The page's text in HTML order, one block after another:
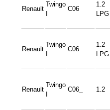
Renault
Twingo
C06
1.2
LPG
Renault
Twingo
C06
1.2
LPG
Renault
Twingo
C06_ 1.2